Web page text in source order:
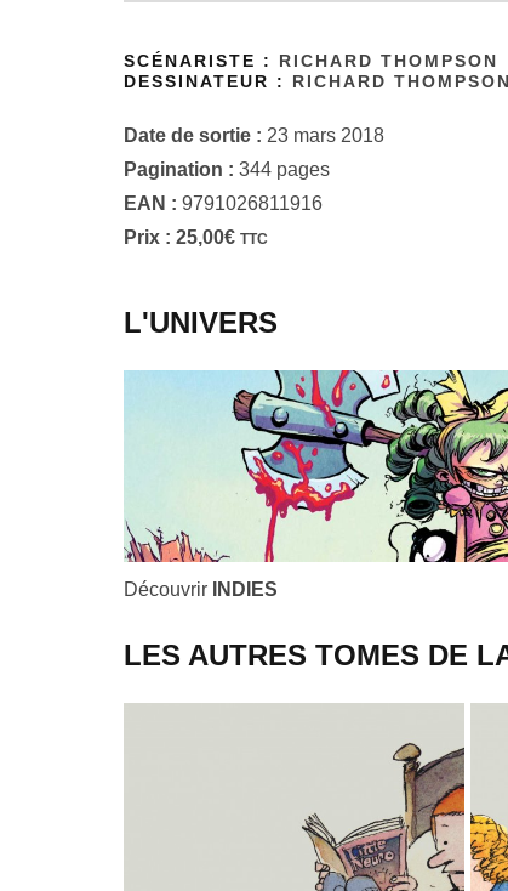
SCÉNARISTE :
RICHARD THOMPSON
DESSINATEUR :
RICHARD THOMPSON
Date de sortie : 23 mars 2018
Pagination : 344 pages
EAN : 9791026811916
Prix : 25,00€ TTC
L'UNIVERS
Découvrir INDIES
LES AUTRES TOMES DE